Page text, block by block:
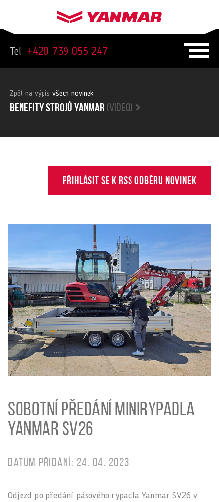
Tel. +420 739 055 247
Zpět na výpis všech novinek
Benefity strojů yanmar (video)
Přihlásit se k RSS odběru novinek
Sobotní předání minirypadla
Yanmar SV26
Datum přidání: 24. 04. 2023
Odjezd po předání pásového rypadla Yanmar SV26 v